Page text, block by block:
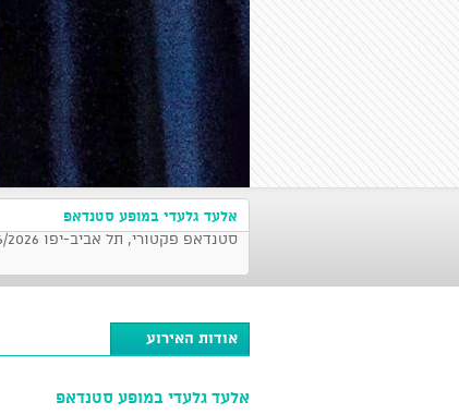
אלעד גלעדי במופע סטנדאפ
סטנדאפ פקטורי, תל אביב-יפו 07/06/2026 בשעה 21:30
אודות האירוע
אלעד גלעדי במופע סטנדאפ